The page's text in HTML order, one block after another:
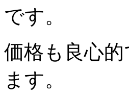
です。
価格も良心
ます。